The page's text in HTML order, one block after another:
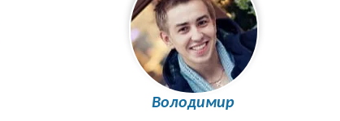
Володимир